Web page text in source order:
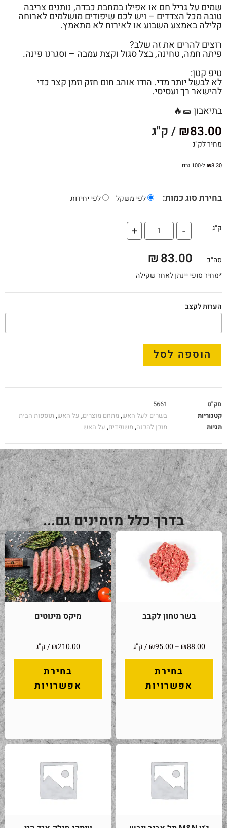
שמים על גריל חם או אפילו במחבת כבדה, נותנים צריבה
טובה מכל הצדדים – ויש לכם שיפודים מושלמים לארוחה
קלילה באמצע השבוע או לאירוח לא מתאמץ.
רוצים להרים את זה שלב?
פיתה חמה, טחינה, בצל סגול וקצת עמבה – וסגרנו פינה.
טיפ קטן:
לא לבשל יותר מדי. הודו אוהב חום חזק וזמן קצר כדי
להישאר רך ועסיסי.
בתיאבון 🌯🔥
₪83.00 / ק"ג
מחיר לק"ג
₪8.30 ל-100 גרם
בחירת סוג כמות: לפי משקל לפי יחידות
ק״ג -
+
סה״כ 83.00
₪
*מחיר סופי יינתן לאחר שקילה
הערות לקצב
הוספה לסל
מק"ט
5661
קטגוריות
בשרים לעל האש,מתחם מוצרים, על האש, תוספות הבית
תגיות
מוכן להכנה,משופדים, על האש
בדרך כלל מזמינים גם...
בשר טחון לקבב
₪88.00
–
₪95.00 / ק"ג
בחירת
אפשרויות
מיקס מינוטים
₪210.00 / ק"ג
בחירת
אפשרויות